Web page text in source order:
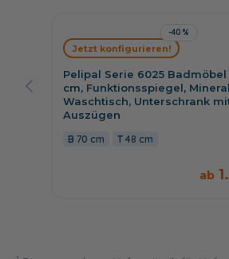
-40%
Pelipal Serie 6025 Badmöbel
cm, Funktionsspiegel,
Waschtisch, Unterschrank
Auszügen
70 cm 48 cm
Jetzt konfigurieren!